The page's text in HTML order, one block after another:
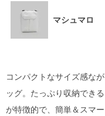
マシュマロ
コンパクトなサイズ感な
ッグ。たっぷり収納でき
が特徴的で、簡単＆スマ